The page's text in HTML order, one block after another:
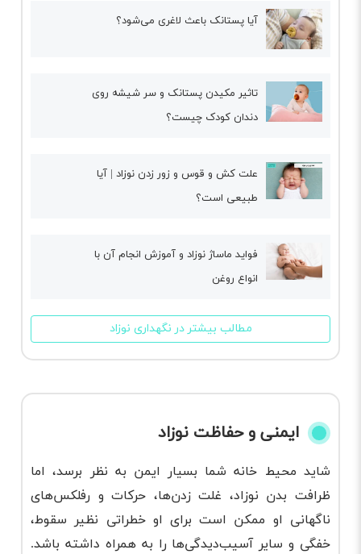
آیا پستانک باعث لاغری می‌شود؟
تاثیر مکیدن پستانک و سر شیشه روی
دندان کودک چیست؟
علت کش و قوس و زور زدن نوزاد | آیا
طبیعی است؟
فواید ماساژ نوزاد و آموزش انجام آن با
انواع روغن
مطالب بیشتر در نگهداری نوزاد
ایمنی و حفاظت نوزاد
شاید محیط خانه شما بسیار ایمن به نظر برسد، اما
ظرافت بدن نوزاد، غلت زدن‌ها، حرکات و رفلکس‌های
ناگهانی او ممکن است برای او خطراتی نظیر سقوط،
خفگی و سایر آسیب‌دیدگی‌ها را به همراه داشته باشد.